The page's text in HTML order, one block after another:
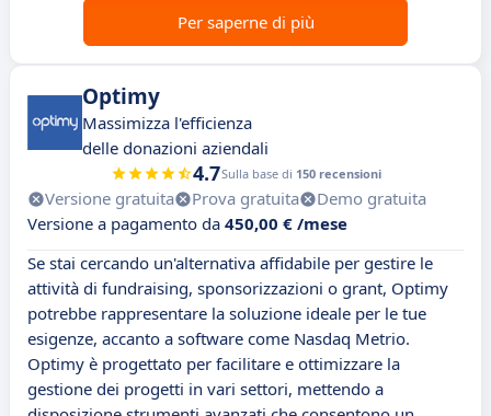
Per saperne di più
Optimy
Massimizza l'efficienza
delle donazioni aziendali
4.7Sulla base di 150 recensioni
Versione gratuita Prova gratuita
Demo gratuita
Versione a pagamento da 450,00 € /mese
Se stai cercando un'alternativa affidabile per gestire le
attività di fundraising, sponsorizzazioni o grant, Optimy
potrebbe rappresentare la soluzione ideale per le tue
esigenze, accanto a software come Nasdaq Metrio.
Optimy è progettato per facilitare e ottimizzare la
gestione dei progetti in vari settori, mettendo a